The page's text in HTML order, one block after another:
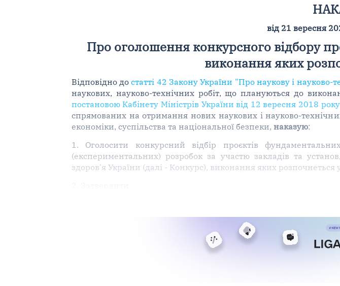
від 21 вересня
Про оголошення конкурсного відбору
виконання яких
Відповідно достатті 42 Закону України "Про наукову і науково-
наукових, науково-технічних робіт, що плануються до
постановою Кабінету Міністрів України від 12 вересня 2018
спрямованих на отримання нових наукових і науково-
економіки, суспільства та національної безпеки, наказую:
1. Оголосити конкурсний відбір проєктів
(експериментальних) розробок за участю закладів та
здоров'я України (далі - Конкурс), виконання яких